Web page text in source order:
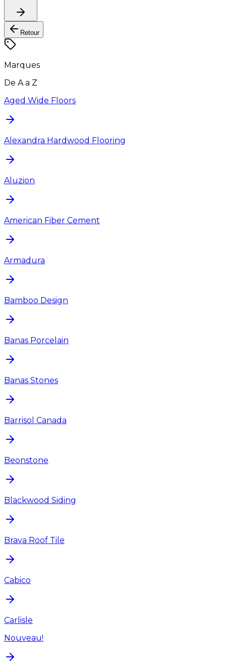
Retour
Marques
De A a Z
Aged Wide Floors
Alexandra Hardwood Flooring
Aluzion
American Fiber Cement
Armadura
Bamboo Design
Banas Porcelain
Banas Stones
Barrisol Canada
Beonstone
Blackwood Siding
Brava Roof Tile
Cabico
Carlisle
Nouveau!